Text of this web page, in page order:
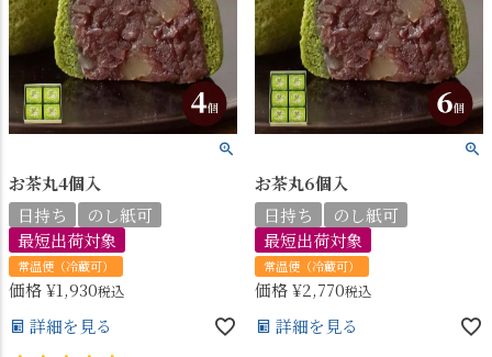
お茶丸4個入
日持ち
のし紙可
最短出荷対象
常温便（冷蔵可）
価格¥1,930税込
詳細を見る
お茶丸6個入
日持ち
のし紙可
最短出荷対象
常温便（冷蔵可）
価格¥2,770税込
詳細を見る